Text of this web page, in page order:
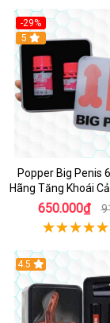
-29%
5
Popper Big Penis
Hãng Tăng Khoái
An Toàn
650.000₫
4.5